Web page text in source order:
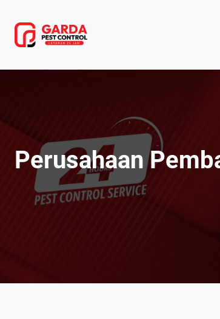
konten
Perusahaan